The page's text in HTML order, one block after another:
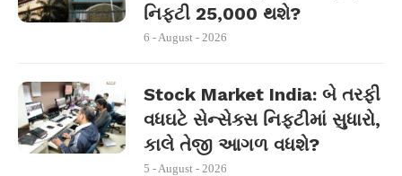
નિફ્ટી 25,000 થશે?
6 - August - 2026
Stock Market India: બે તરફી
વધઘટે સેન્સેક્સ નિફ્ટીમાં સુધારો,
કાલે તેજી આગળ વધશે?
5 - August - 2026